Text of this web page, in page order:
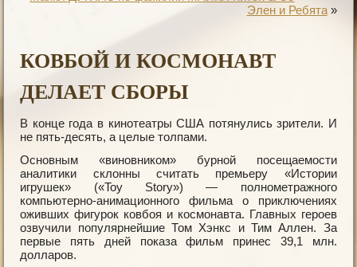
Элен и Ребята»
КОВБОЙ И КОСМОНАВТ
ДЕЛАЕТ СБОРЫ
В конце года в кинотеатры США потянулись зрители. И
не пять-десять, а целые толпами.
Основным «виновником» бурной посещаемости
аналитики склонны считать премьеру «Истории
игрушек» («Toy Story») — полнометражного
компьютерно-анимационного фильма о приключениях
оживших фигурок ковбоя и космонавта. Главных героев
озвучили популярнейшие Том Хэнкс и Тим Аллен. За
первые пять дней показа фильм принес 39,1 млн.
долларов.